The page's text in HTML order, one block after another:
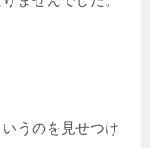
うのを見せつけ